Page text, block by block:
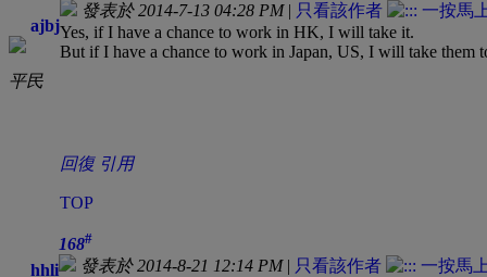
ajbj
平民
發表於 2014-7-13 04:28 PM| 只看該作者
Yes, if I have a chance to work in HK, I will take it.
But if I have a chance to work in Japan, US, I will take them
回復 引用
TOP
hhli
168#
發表於 2014-8-21 12:14 PM| 只看該作者